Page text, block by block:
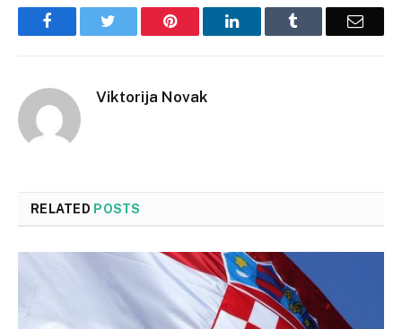
Facebook Pinterest LinkedIn Email
Viktorija Novak
RELATED POSTS